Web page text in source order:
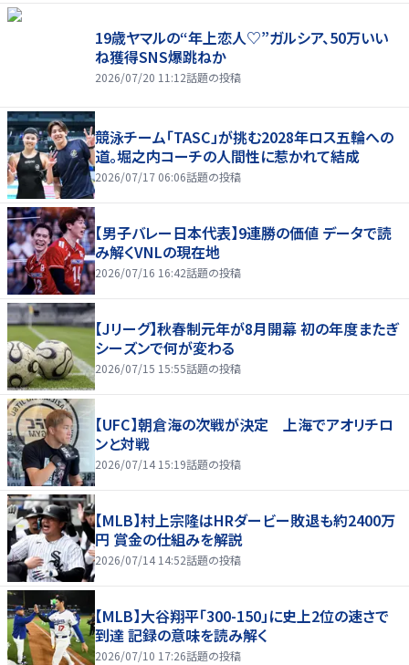
19歳ヤマルの“年上恋人♡”ガルシア、50万いい
ね獲得SNS爆跳ねか
2026/07/20 11:12話題の投稿
競泳チーム「TASC」が挑む2028年ロス五輪への
道。堀之内コーチの人間性に惹かれて結成
2026/07/17 06:06話題の投稿
【男子バレー日本代表】9連勝の価値 データで読
み解くVNLの現在地
2026/07/16 16:42話題の投稿
【Jリーグ】秋春制元年が8月開幕 初の年度またぎ
シーズンで何が変わる
2026/07/15 15:55話題の投稿
【UFC】朝倉海の次戦が決定 上海でアオリチロ
ンと対戦
2026/07/14 15:19話題の投稿
【MLB】村上宗隆はHRダービー敗退も約2400万
円 賞金の仕組みを解説
2026/07/14 14:52話題の投稿
【MLB】大谷翔平「300-150」に史上2位の速さで
到達 記録の意味を読み解く
2026/07/10 17:26話題の投稿